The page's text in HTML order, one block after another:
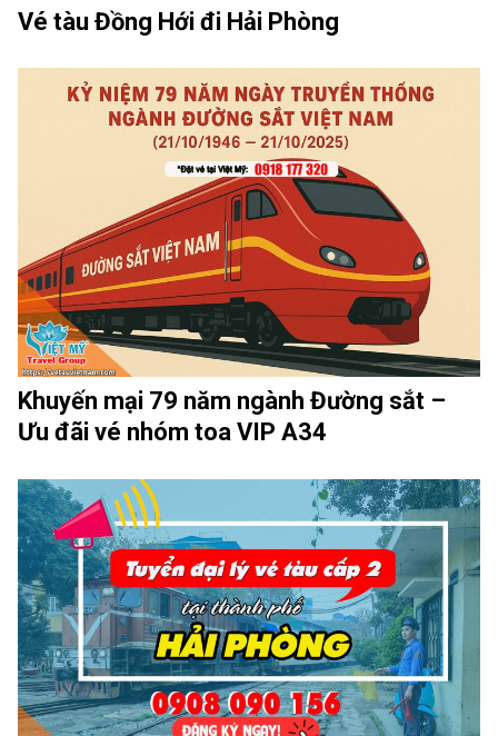
Vé tàu Đồng Hới đi Hải Phòng
Khuyến mại 79 năm ngành Đường sắt –
Ưu đãi vé nhóm toa VIP A34